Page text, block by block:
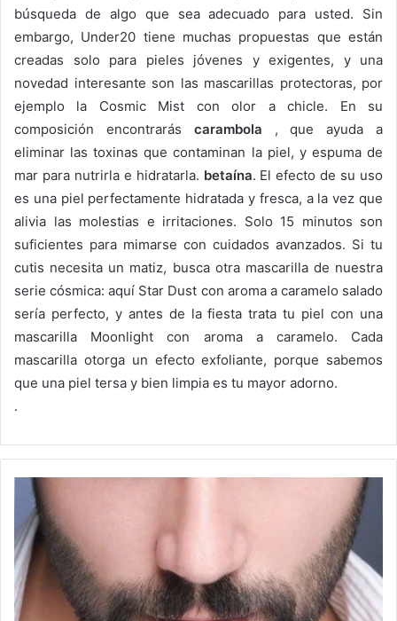
búsqueda de algo que sea adecuado para usted. Sin
embargo, Under20 tiene muchas propuestas que están
creadas solo para pieles jóvenes y exigentes, y una
novedad interesante son las mascarillas protectoras, por
ejemplo la Cosmic Mist con olor a chicle. En su
composición encontrarás carambola , que ayuda a
eliminar las toxinas que contaminan la piel, y espuma de
mar para nutrirla e hidratarla. betaína. El efecto de su uso
es una piel perfectamente hidratada y fresca, a la vez que
alivia las molestias e irritaciones. Solo 15 minutos son
suficientes para mimarse con cuidados avanzados. Si tu
cutis necesita un matiz, busca otra mascarilla de nuestra
serie cósmica: aquí Star Dust con aroma a caramelo salado
sería perfecto, y antes de la fiesta trata tu piel con una
mascarilla Moonlight con aroma a caramelo. Cada
mascarilla otorga un efecto exfoliante, porque sabemos
que una piel tersa y bien limpia es tu mayor adorno.
.